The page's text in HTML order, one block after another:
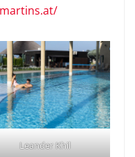
Leander Khil